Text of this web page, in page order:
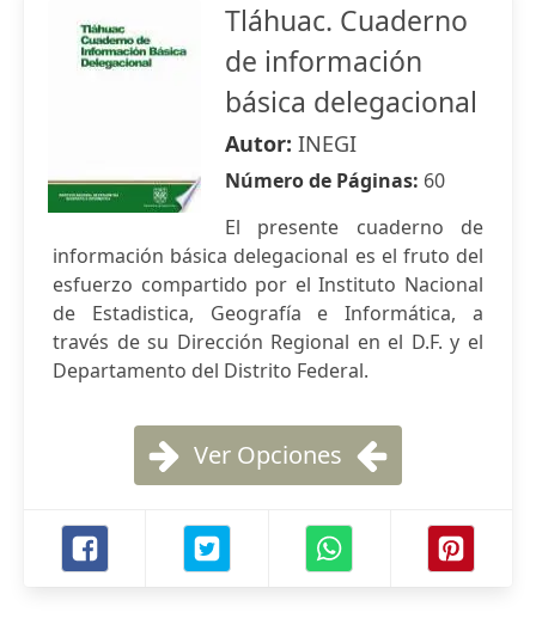
Tláhuac. Cuaderno
de información
básica delegacional
Autor: INEGI
Número de Páginas: 60
El presente cuaderno de
información básica delegacional es el fruto del
esfuerzo compartido por el Instituto Nacional
de Estadistica, Geografía e Informática, a
través de su Dirección Regional en el D.F. y el
Departamento del Distrito Federal.
Ver Opciones